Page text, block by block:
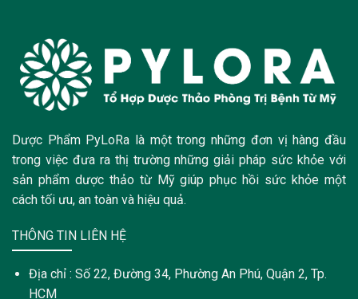
Dược Phẩm PyLoRa là một trong những đơn vị hàng đầu
trong việc đưa ra thị trường những giải pháp sức khỏe với
sản phẩm dược thảo từ Mỹ giúp phục hồi sức khỏe một
cách tối ưu, an toàn và hiệu quả.
THÔNG TIN LIÊN HỆ
Địa chỉ : Số 22, Đường 34, Phường An Phú, Quận 2, Tp.
HCM